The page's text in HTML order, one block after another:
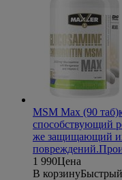
MSM Max (90 таб)
способствующий
же защищающий
повреждений.
1 990Цена
В корзинуБыстрый